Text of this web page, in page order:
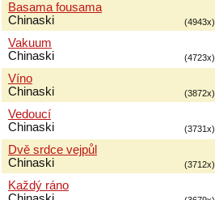
Basama fousama
Chinaski
(4943x)
Vakuum
Chinaski
(4723x)
Víno
Chinaski
(3872x)
Vedoucí
Chinaski
(3731x)
Dvě srdce vejpůl
Chinaski
(3712x)
Každý ráno